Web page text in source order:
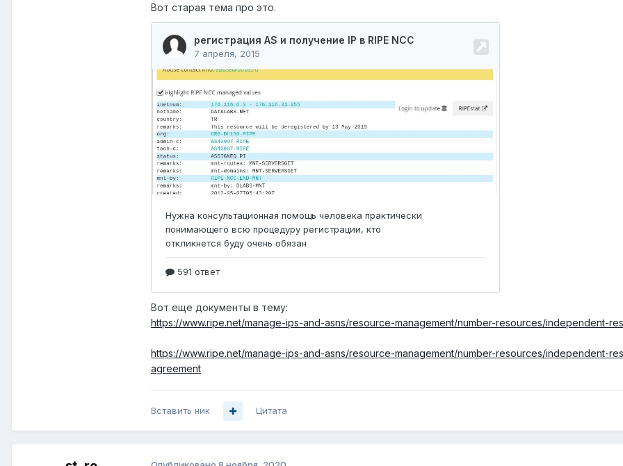
Вот старая тема про это.
Вот еще документы в тему:
https://www.ripe.net/manage-ips-and-asns/resource-management/number-resources/independent-
https://www.ripe.net/manage-ips-and-asns/resource-management/number-resources/independent-
agreement
Вставить ник Цитата